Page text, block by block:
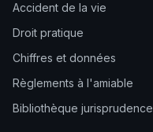
Accident de la vie
Droit pratique
Chiffres et données
Règlements à l'amiable
Bibliothèque jurisprudence